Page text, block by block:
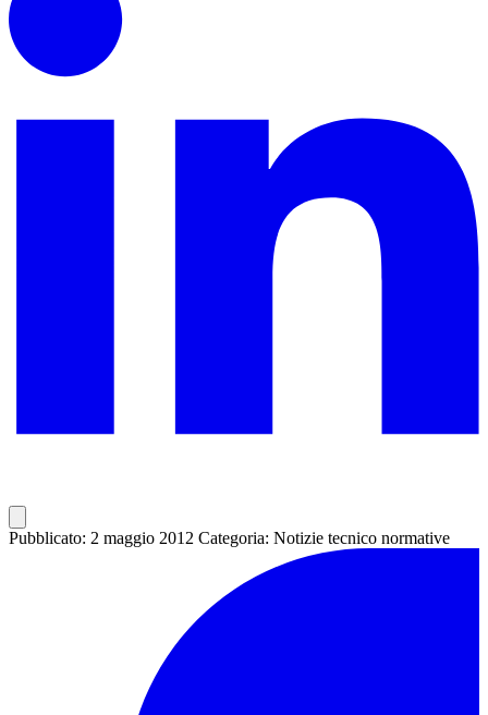
Pubblicato: 2 maggio 2012 Categoria: Notizie tecnico normative